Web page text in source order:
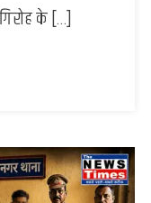
के […]